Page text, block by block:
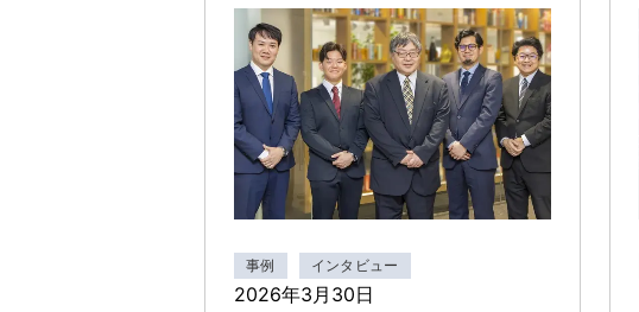
事例 インタビュー
2026年3月30日